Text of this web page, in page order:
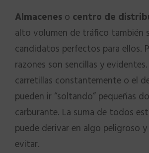
Almacenes o centro de
alto volumen de tráfico también
candidatos perfectos para ellos.
razones son sencillas y
carretillas constantemente o el
pueden ir “soltando” pequeñas
carburante. La suma de todos
puede derivar en algo peligroso
evitar.